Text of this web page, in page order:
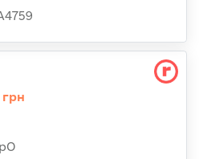
грн